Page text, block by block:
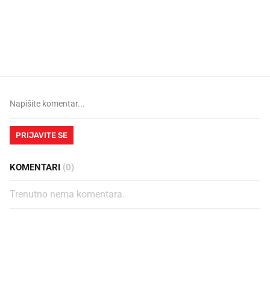
PRIJAVITE SE
KOMENTARI (0)
Trenutno nema komentara.